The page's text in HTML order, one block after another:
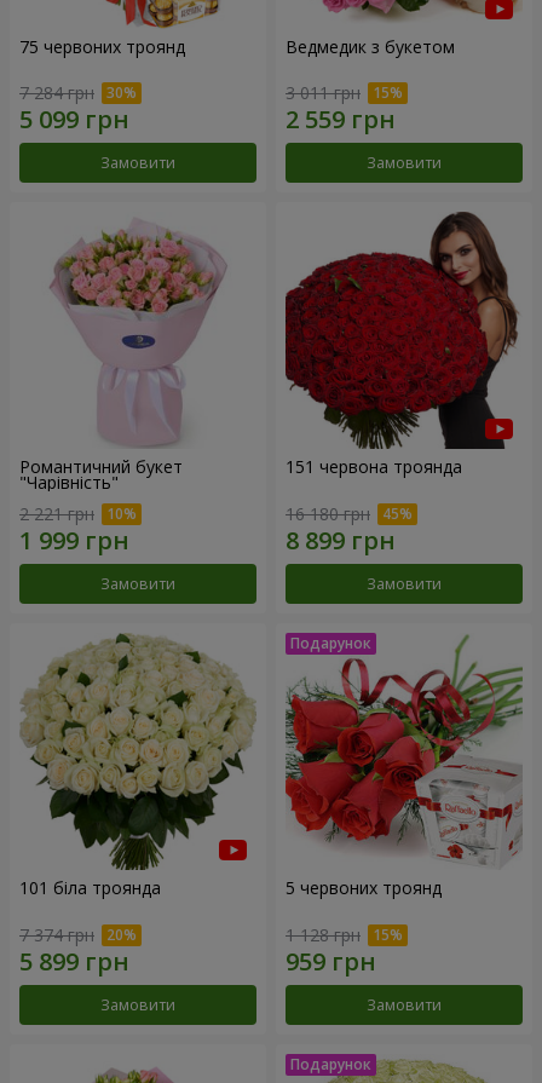
75 червоних троянд
7 284 грн
Замовити
Ведмедик з букетом
3 011 грн
Замовити
Романтичний букет
"Чарівність"
2 221 грн
Замовити
151 червона троянда
16 180 грн
Замовити
101 біла троянда
7 374 грн
Замовити
5 червоних троянд
1 128 грн
Замовити